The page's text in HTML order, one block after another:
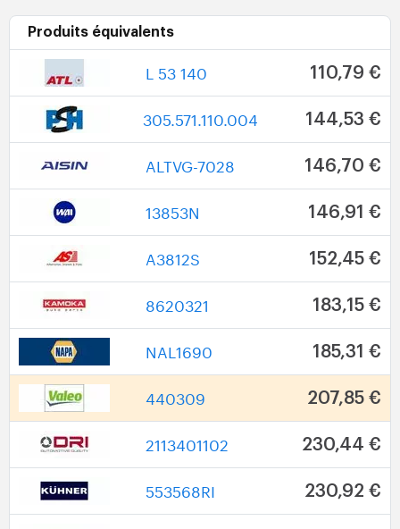
Produits équivalents
L 53 140 110,79 €
305.571.110.004 144,53 €
ALTVG-7028 146,70 €
13853N 146,91 €
A3812S 152,45 €
8620321 183,15 €
NAL1690 185,31 €
440309 207,85 €
2113401102 230,44 €
553568RI 230,92 €